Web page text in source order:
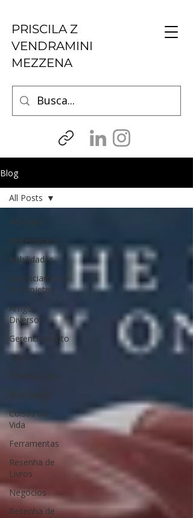
PRISCILA Z
VENDRAMINI
MEZZENA
Blog
All Posts
Maternidade
Habilidades
Gerenciamento
de Projetos
Artigos
Diversos
Gerenciamento
Carreira
Certificações
IA e Dados
Coisas da
Vida
Ferramentas
Resenha de
Livros
Negócios
Resenha de
All Posts